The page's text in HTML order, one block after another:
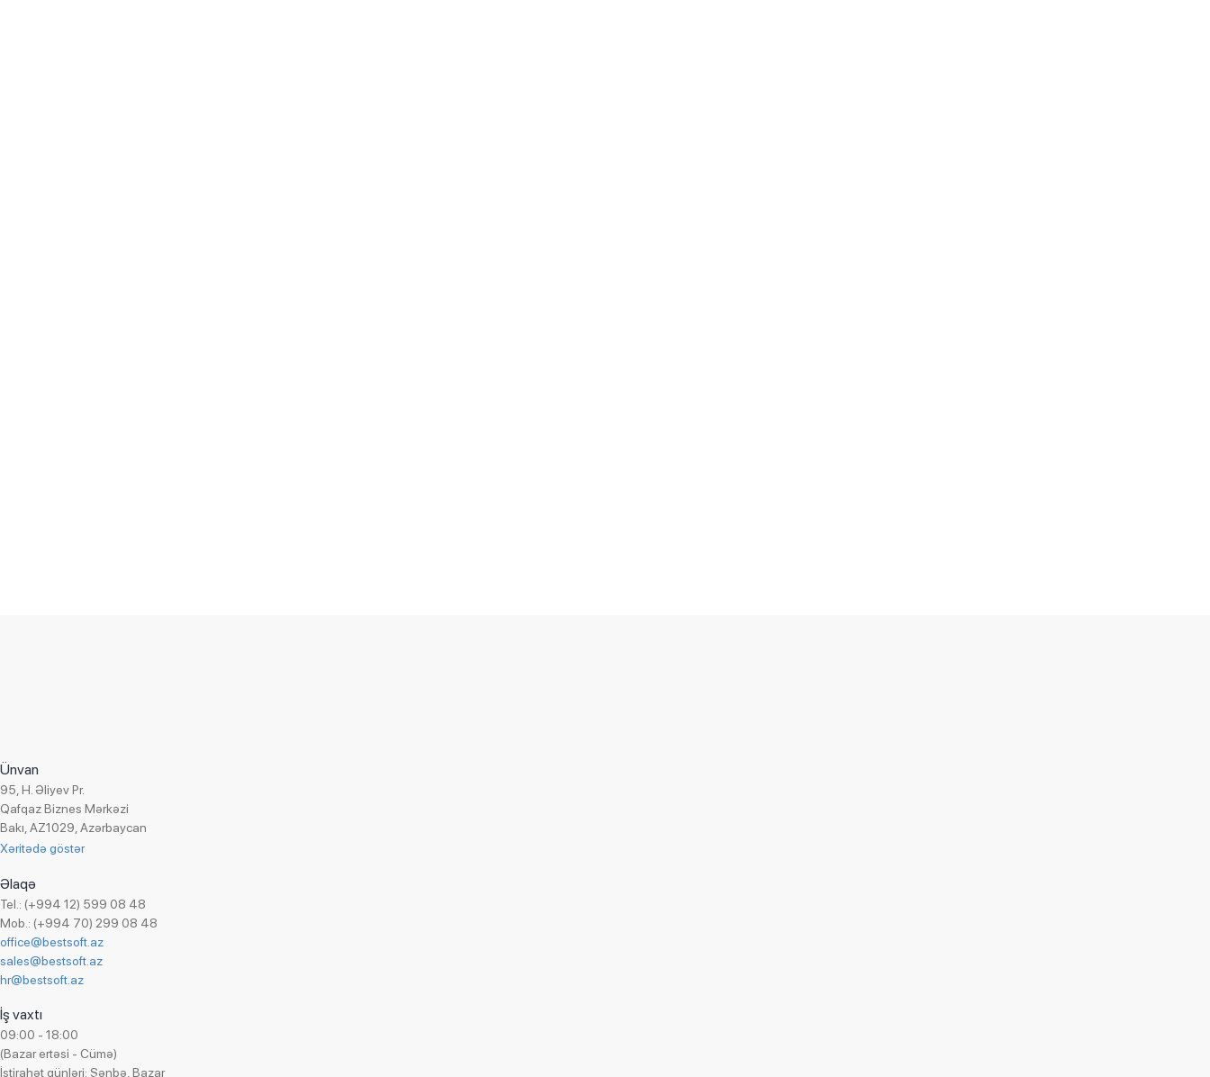
vasitəsilə hesabat göndərir.
Şirkətin vebsaytı - www.mixbackup.com
Ünvan
95, H. Əliyev Pr.
Qafqaz Biznes Mərkəzi
Bakı, AZ1029, Azərbaycan
Xəritədə göstər
Əlaqə
Tel.: (+994 12) 599 08 48
Mob.: (+994 70) 299 08 48
office@bestsoft.az
sales@bestsoft.az
hr@bestsoft.az
İş vaxtı
09:00 - 18:00
(Bazar ertəsi - Cümə)
İstirahət günləri: Şənbə, Bazar